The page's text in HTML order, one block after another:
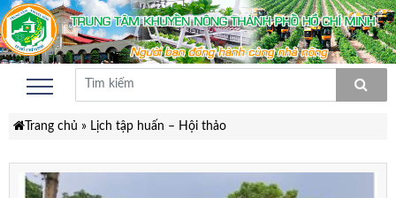
Trang chủ » Lịch tập huấn – Hội thảo